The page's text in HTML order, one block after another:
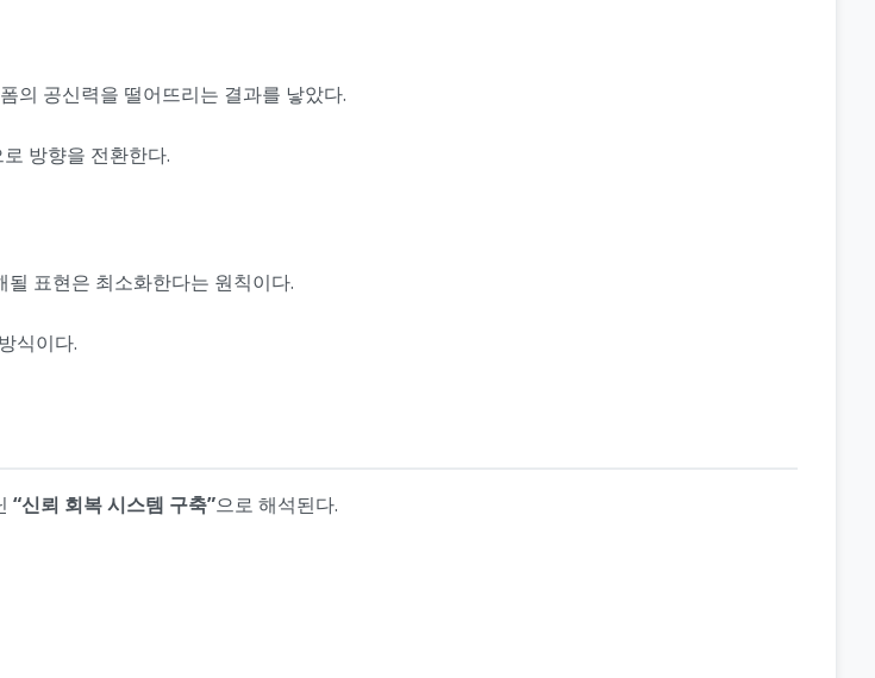
의 공신력을 떨어뜨리는 결과를 낳았다.
방향을 전환한다.
표현은 최소화한다는 원칙이다.
식이다.
“신뢰 회복 시스템 구축”으로 해석된다.